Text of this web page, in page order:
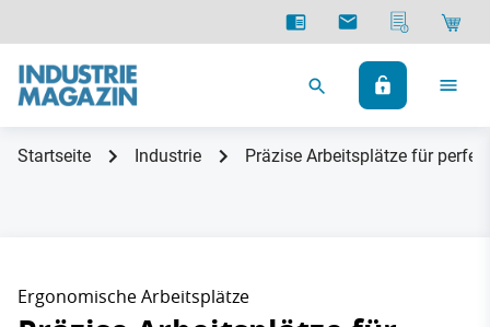
Startseite Industrie Präzise Arbeitsplätze für
Ergonomische Arbeitsplätze